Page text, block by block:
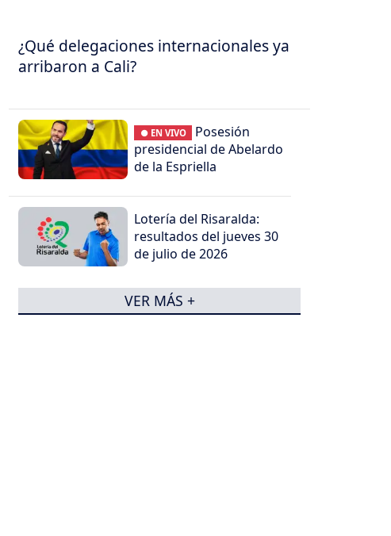
¿Qué delegaciones internacionales ya
arribaron a Cali?
● EN VIVO
Posesión
presidencial de Abelardo
de la Espriella
Lotería del Risaralda:
resultados del jueves 30
de julio de 2026
VER MÁS +